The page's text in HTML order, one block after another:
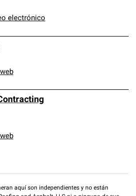
estándares y requisitos estrictos
electrónico
aquí son independientes y no están